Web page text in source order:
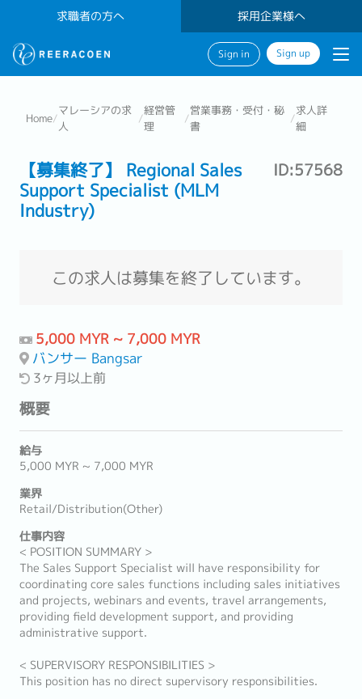
求職者の方へ 採用企業様へ
Sign in Sign up
Home/
マレーシアの求
人
/
経営管
理
/
営業事務・受付・秘
書
/
求人詳
細
【募集終了】 Regional Sales
Support Specialist (MLM
Industry)
ID:57568
この求人は募集を終了しています。
5,000 MYR ~ 7,000 MYR
バンサー Bangsar
3ヶ月以上前
概要
給与
5,000 MYR ~ 7,000 MYR
業界
Retail/Distribution(Other)
仕事内容
< POSITION SUMMARY >
The Sales Support Specialist will have responsibility for
coordinating core sales functions including sales initiatives
and projects, webinars and events, travel arrangements,
providing field development support, and providing
administrative support.
< SUPERVISORY RESPONSIBILITIES >
This position has no direct supervisory responsibilities.